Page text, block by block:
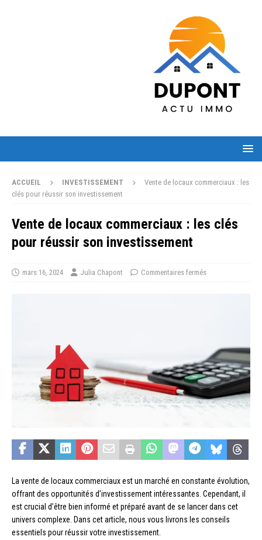
ACCUEIL INVESTISSEMENT
Vente de locaux commerciaux : les
clés pour réussir son investissement
Vente de locaux commerciaux : les clés
pour réussir son investissement
mars 16, 2024 Julia Chapont Commentaires fermés
La vente de locaux commerciaux est un marché en constante évolution,
offrant des opportunités d’investissement intéressantes. Cependant, il
est crucial d’être bien informé et préparé avant de se lancer dans cet
univers complexe. Dans cet article, nous vous livrons les conseils
essentiels pour réussir votre investissement.